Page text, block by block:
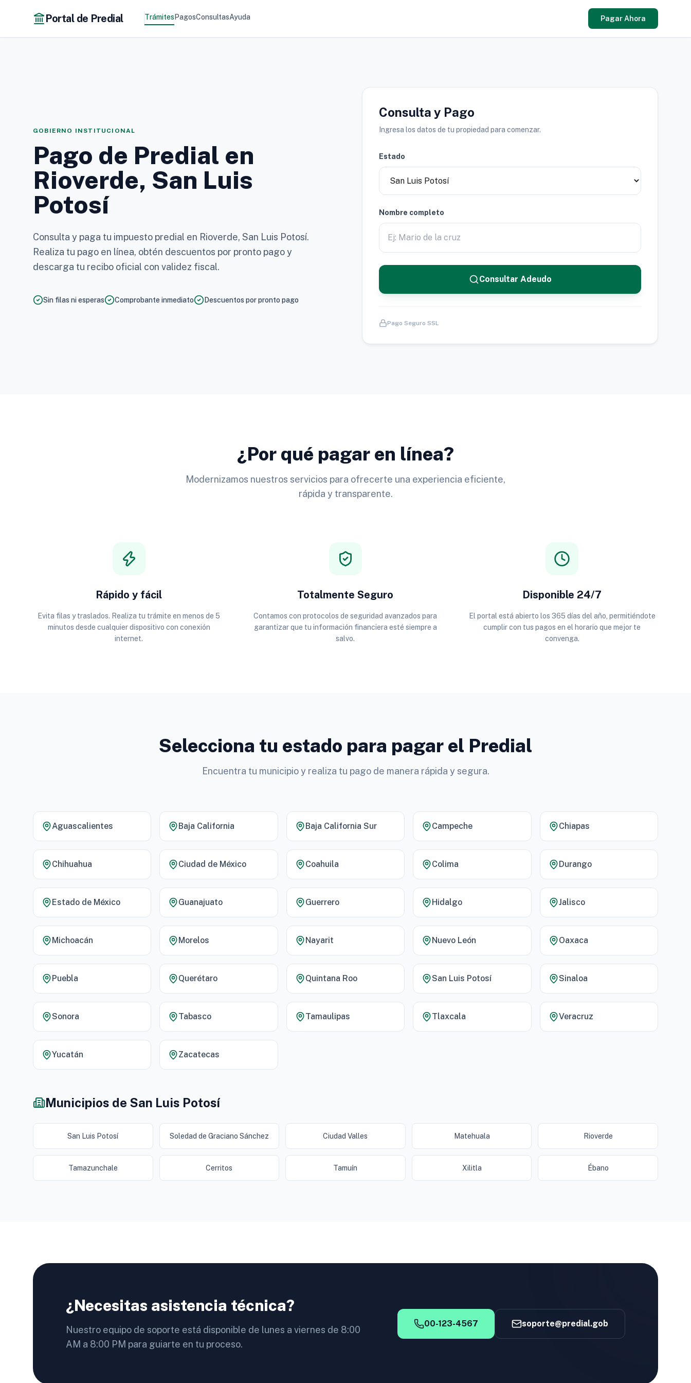
Portal de Predial TrámitesPagosConsultasAyuda Pagar Ahora
GOBIERNO INSTITUCIONAL
Pago de Predial en
Rioverde, San Luis
Potosí
Consulta y paga tu impuesto predial en Rioverde, San Luis Potosí.
Realiza tu pago en línea, obtén descuentos por pronto pago y
descarga tu recibo oficial con validez fiscal.
Sin filas ni esperas Comprobante inmediato Descuentos por pronto pago
Consulta y Pago
Ingresa los datos de tu propiedad para comenzar.
Estado
Nombre completo
Consultar Adeudo
Pago Seguro SSL
¿Por qué pagar en línea?
Modernizamos nuestros servicios para ofrecerte una experiencia eficiente,
rápida y transparente.
Rápido y fácil
Evita filas y traslados. Realiza tu trámite en menos de 5
minutos desde cualquier dispositivo con conexión
internet.
Totalmente Seguro
Contamos con protocolos de seguridad avanzados para
garantizar que tu información financiera esté siempre a
salvo.
Disponible 24/7
El portal está abierto los 365 días del año, permitiéndote
cumplir con tus pagos en el horario que mejor te
convenga.
Selecciona tu estado para pagar el Predial
Encuentra tu municipio y realiza tu pago de manera rápida y segura.
Aguascalientes Baja California Baja California Sur Campeche Chiapas
Chihuahua Ciudad de México Coahuila Colima Durango
Estado de México Guanajuato Guerrero Hidalgo Jalisco
Michoacán Morelos Nayarit Nuevo León Oaxaca
Puebla Querétaro Quintana Roo San Luis Potosí Sinaloa
Sonora Tabasco Tamaulipas Tlaxcala Veracruz
Yucatán Zacatecas
Municipios de San Luis Potosí
San Luis Potosí Soledad de Graciano Sánchez Ciudad Valles Matehuala Rioverde
Tamazunchale Cerritos Tamuín Xilitla Ébano
¿Necesitas asistencia técnica?
Nuestro equipo de soporte está disponible de lunes a viernes de 8:00
AM a 8:00 PM para guiarte en tu proceso.
00-123-4567 soporte@predial.gob